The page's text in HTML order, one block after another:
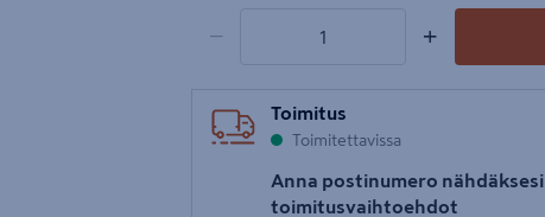
− +
Toimitus
Toimitettavissa
Anna postinumero nähdäksesi
toimitusvaihtoehdot